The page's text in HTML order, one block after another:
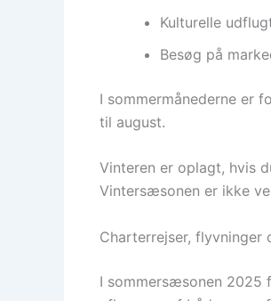
Kulturelle
Besøg på
I sommermånederne er
til august.
Vinteren er oplagt, hvis
Vintersæsonen er ikke
Charterrejser, flyvninger
I sommersæsonen 2025